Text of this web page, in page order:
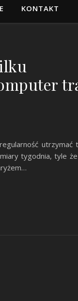
KONTAKT
utrzymać
tygodnia, tyle